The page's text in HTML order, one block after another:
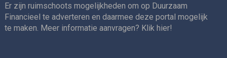
Er zijn ruimschoots mogelijkheden om op Duurzaam
Financieel te adverteren en daarmee deze portal mogelijk
te maken. Meer informatie aanvragen? Klik hier!